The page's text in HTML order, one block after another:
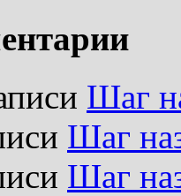
Шаг
Шаг
Шаг